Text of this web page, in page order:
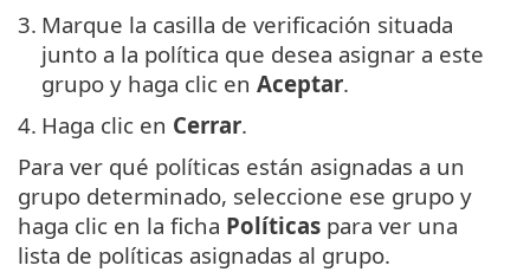
3. Marque la casilla de verificación situada
junto a la política que desea asignar a este
grupo y haga clic en Aceptar.
4. Haga clic en Cerrar.
Para ver qué políticas están asignadas a un
grupo determinado, seleccione ese grupo y
haga clic en la ficha Políticas para ver una
lista de políticas asignadas al grupo.